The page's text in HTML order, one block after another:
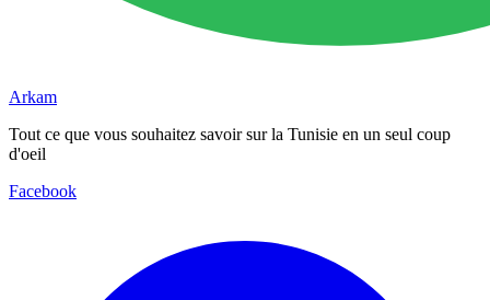
Arkam
Tout ce que vous souhaitez savoir sur la Tunisie en un seul coup
d'oeil
Facebook